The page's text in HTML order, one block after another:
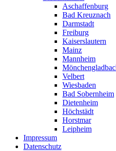
Aschaffenburg
Bad Kreuznach
Darmstadt
Freiburg
Kaiserslautern
Mainz
Mannheim
Velbert
Wiesbaden
Bad Sobernheim
Dietenheim
Höchstädt
Horstmar
Leipheim
Impressum
Datenschutz